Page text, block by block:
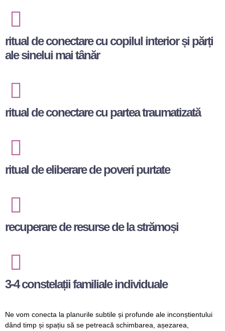
ritual de conectare cu copilul interior și părți
ale sinelui mai tânăr
ritual de conectare cu partea traumatizată
ritual de eliberare de poveri purtate
recuperare de resurse de la strămoși
3-4 constelații familiale individuale
Ne vom conecta la planurile subtile și profunde ale inconștientului
dând timp și spațiu să se petreacă schimbarea, așezarea,